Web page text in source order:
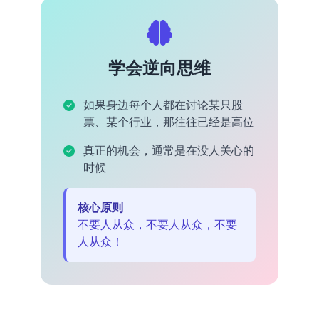
学会逆向思维
如果身边每个人都在讨论某只股
票、某个行业，那往往已经是高位
真正的机会，通常是在没人关心的
时候
核心原则
不要人从众，不要人从众，不要
人从众！